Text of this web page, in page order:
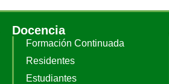
Docencia
Formación Continuada
Residentes
Estudiantes